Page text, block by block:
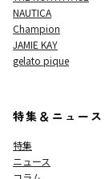
NAUTICA
Champion
JAMIE KAY
gelato pique
特集＆ニュース
特集
ニュース